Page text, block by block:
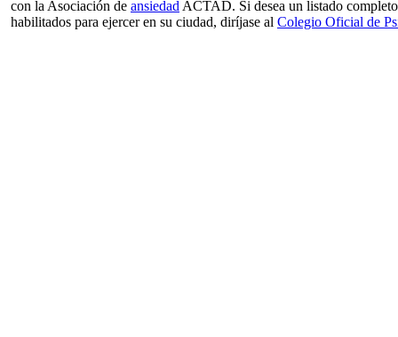
con la Asociación de ansiedad ACTAD. Si desea un listado
habilitados para ejercer en su ciudad, diríjase al Colegio Oficial de